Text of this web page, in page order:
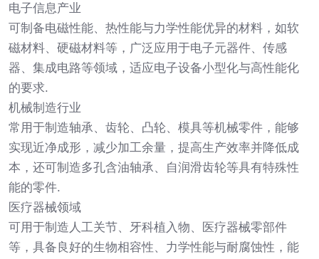
电子信息产业
可制备电磁性能、热性能与力学性能优异的材料，如软
磁材料、硬磁材料等，广泛应用于电子元器件、传感
器、集成电路等领域，适应电子设备小型化与高性能化
的要求.
机械制造行业
常用于制造轴承、齿轮、凸轮、模具等机械零件，能够
实现近净成形，减少加工余量，提高生产效率并降低成
本，还可制造多孔含油轴承、自润滑齿轮等具有特殊性
能的零件.
医疗器械领域
可用于制造人工关节、牙科植入物、医疗器械零部件
等，具备良好的生物相容性、力学性能与耐腐蚀性，能